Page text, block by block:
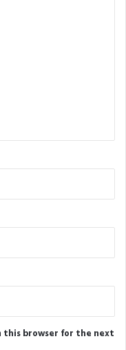
this browser for the next